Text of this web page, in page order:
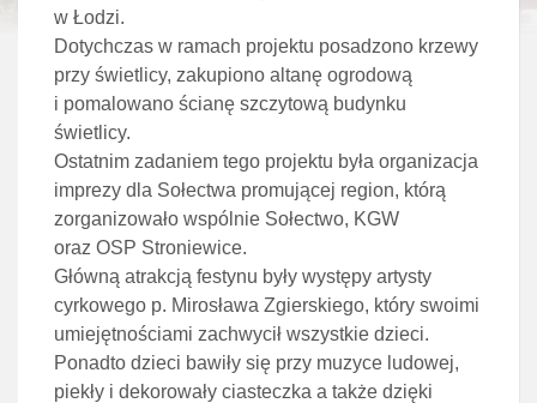
w Łodzi.
Dotychczas w ramach projektu posadzono krzewy
przy świetlicy, zakupiono altanę ogrodową
i pomalowano ścianę szczytową budynku
świetlicy.
Ostatnim zadaniem tego projektu była organizacja
imprezy dla Sołectwa promującej region, którą
zorganizowało wspólnie Sołectwo, KGW
oraz OSP Stroniewice.
Główną atrakcją festynu były występy artysty
cyrkowego p. Mirosława Zgierskiego, który swoimi
umiejętnościami zachwycił wszystkie dzieci.
Ponadto dzieci bawiły się przy muzyce ludowej,
piekły i dekorowały ciasteczka a także dzięki